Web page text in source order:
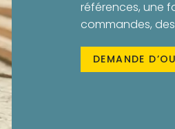
références, une
commandes,
DEMANDE